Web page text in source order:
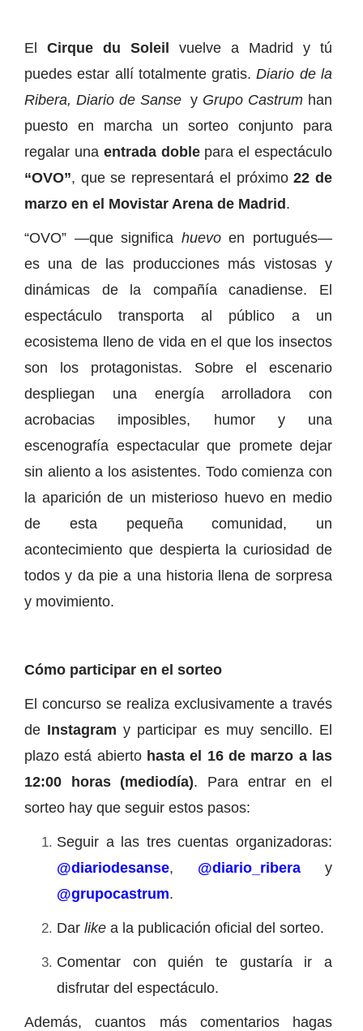
El Cirque du Soleil vuelve a Madrid y tú
puedes estar allí totalmente gratis.Diario de la
Ribera, Diario de Sansey Grupo Castrum han
puesto en marcha un sorteo conjunto para
regalar una entrada doblepara el espectáculo
“OVO”, que se representará el próximo22 de
marzo en el Movistar Arena de Madrid.
“OVO” —que significa huevoen portugués—
es una de las producciones más vistosas y
dinámicas de la compañía canadiense. El
espectáculo transporta al público a un
ecosistema lleno de vida en el que los insectos
son los protagonistas. Sobre el escenario
despliegan una energía arrolladora con
acrobacias imposibles, humor y una
escenografía espectacular que promete dejar
sin aliento a los asistentes. Todo comienza con
la aparición de un misterioso huevo en medio
de esta pequeña comunidad, un
acontecimiento que despierta la curiosidad de
todos y da pie a una historia llena de sorpresa
y movimiento.
Cómo participar en el sorteo
El concurso se realiza exclusivamente a través
de Instagram y participar es muy sencillo. El
plazo está abierto hasta el 16 de marzo a las
12:00 horas (mediodía). Para entrar en el
sorteo hay que seguir estos pasos:
Seguir a las tres cuentas organizadoras:
@diariodesanse, @diario_ribera y
@grupocastrum.
Dar like a la publicación oficial del sorteo.
Comentar con quién te gustaría ir a
disfrutar del espectáculo.
Además, cuantos más comentarios hagas